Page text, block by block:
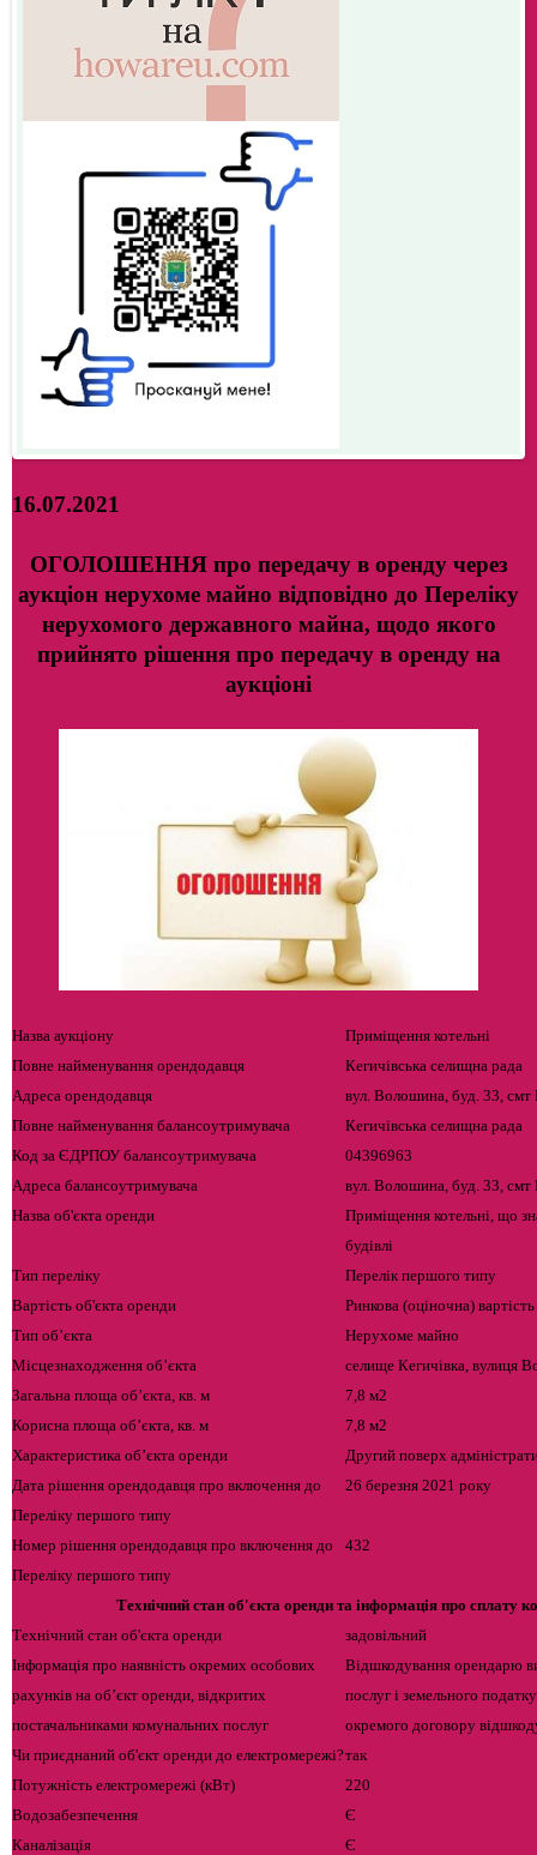
16.07.2021
ОГОЛОШЕННЯ про передачу в оренду через
аукціон нерухоме майно відповідно до Переліку
нерухомого державного майна, щодо якого
прийнято рішення про передачу в оренду на
аукціоні
Назва аукціону
Приміщення котельні
Повне найменування орендодавця
Кегичівська селищна рада
Адреса орендодавця
вул. Волошина, буд. 33, смт
Повне найменування балансоутримувача
Кегичівська селищна рада
Код за ЄДРПОУ балансоутримувача
04396963
Адреса балансоутримувача
вул. Волошина, буд. 33, смт
Назва об'єкта оренди
Приміщення котельні, що
будівлі
Тип переліку
Перелік першого типу
Вартість об'єкта оренди
Ринкова (оціночна)
Тип об’єкта
Нерухоме майно
Місцезнаходження об’єкта
селище Кегичівка, вулиця
Загальна площа об’єкта, кв. м
7,8 м2
Корисна площа об’єкта, кв. м
7,8 м2
Характеристика об’єкта оренди
Другий поверх
Дата рішення орендодавця про включення до
Переліку першого типу
26 березня 2021 року
Номер рішення орендодавця про включення до
Переліку першого типу
432
Технічний стан об'єкта оренди та інформація про сплату
Технічний стан об'єкта оренди
задовільний
Інформація про наявність окремих особових
рахунків на об’єкт оренди, відкритих
постачальниками комунальних послуг
Відшкодування орендарю
послуг і земельного
окремого договору
Чи приєднаний об'єкт оренди до електромережі?так
Потужність електромережі (кВт)
220
Водозабезпечення
Є
Каналізація
Є